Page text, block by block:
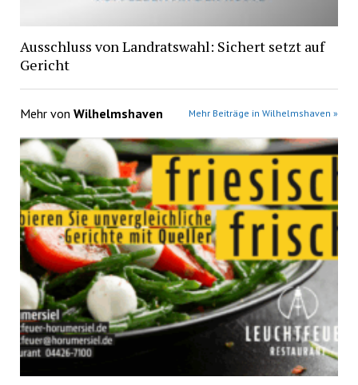
Ausschluss von Landratswahl: Sichert setzt auf
Gericht
Mehr von Wilhelmshaven Mehr Beiträge in Wilhelmshaven »